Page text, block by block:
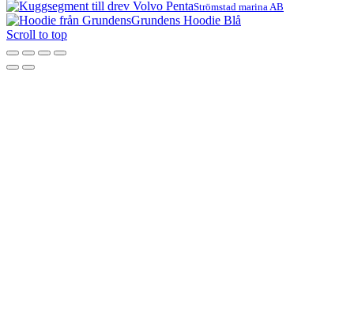
Strömstad marina AB
Grundens Hoodie Blå
Scroll to top